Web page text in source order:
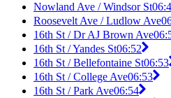
Nowland Ave / Windsor St
Roosevelt Ave / Ludlow Ave
16th St / Dr AJ Brown Ave
16th St / Yandes St06:52
16th St / Bellefontaine St06:53
16th St / College Ave06:53
16th St / Park Ave06:54